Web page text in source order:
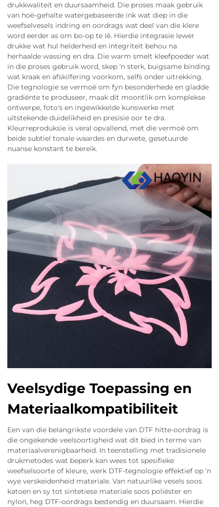
drukkwaliteit en duursaamheid. Die proses maak gebruik
van hoë-gehalte watergebaseerde ink wat diep in die
weefselvesels indring en oordrags wat deel van die klere
word eerder as om bo-op te lê. Hierdie integrasie lewer
drukke wat hul helderheid en integriteit behou na
herhaalde wassing en dra. Die warm smelt kleefpoeder wat
in die proses gebruik word, skep 'n sterk, buigsame binding
wat kraak en afskilfering voorkom, selfs onder uitrekking.
Die tegnologie se vermoë om fyn besonderhede en gladde
gradiënte te produseer, maak dit moontlik om komplekse
ontwerpe, foto's en ingewikkelde kunswerke met
uitstekende duidelikheid en presisie oor te dra.
Kleurreproduksie is veral opvallend, met die vermoë om
beide subtiel tonale waardes en durwete, gesetuurde
nuanse konstant te bereik.
Veelsydige Toepassing en
Materiaalkompatibiliteit
Een van die belangrikste voordele van DTF hitte-oordrag is
die ongekende veelsoortigheid wat dit bied in terme van
materiaalverenigbaarheid. In teenstelling met tradisionele
drukmetodes wat beperk kan wees tot spesifieke
weefselsoorte of kleure, werk DTF-tegnologie effektief op 'n
wye verskeidenheid materiale. Van natuurlike vesels soos
katoen en sy tot sintetiese materiale soos poliëster en
nylon, heg DTF-oordrags bestendig en duursaam. Hierdie